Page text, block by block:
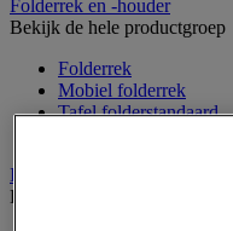
Folderrek en -houder
Bekijk de hele productgroep
Folderrek
Mobiel folderrek
Tafel folderstandaard
Inname en beheer van geld
Bekijk de hele productgroep